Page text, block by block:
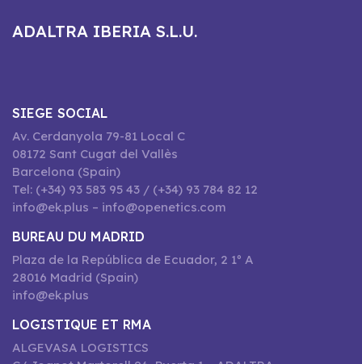
ADALTRA IBERIA S.L.U.
SIEGE SOCIAL
Av. Cerdanyola 79-81 Local C
08172 Sant Cugat del Vallès
Barcelona (Spain)
Tel: (+34) 93 583 95 43 / (+34) 93 784 82 12
info@ek.plus – info@openetics.com
BUREAU DU MADRID
Plaza de la República de Ecuador, 2 1º A
28016 Madrid (Spain)
info@ek.plus
LOGISTIQUE ET RMA
ALGEVASA LOGISTICS